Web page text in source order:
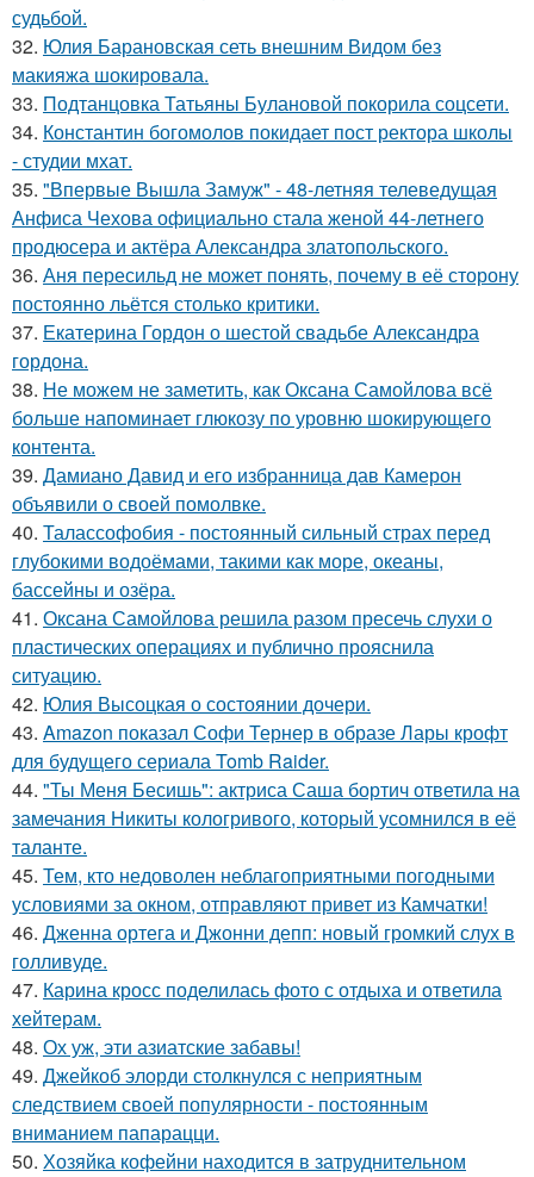
судьбой.
32. Юлия Барановская сеть внешним Видом без
макияжа шокировала.
33. Подтанцовка Татьяны Булановой покорила соцсети.
34. Константин богомолов покидает пост ректора школы
- студии мхат.
35. "Впервые Вышла Замуж" - 48-летняя телеведущая
Анфиса Чехова официально стала женой 44-летнего
продюсера и актёра Александра златопольского.
36. Аня пересильд не может понять, почему в её сторону
постоянно льётся столько критики.
37. Екатерина Гордон о шестой свадьбе Александра
гордона.
38. Не можем не заметить, как Оксана Самойлова всё
больше напоминает глюкозу по уровню шокирующего
контента.
39. Дамиано Давид и его избранница дав Камерон
объявили о своей помолвке.
40. Талассофобия - постоянный сильный страх перед
глубокими водоёмами, такими как море, океаны,
бассейны и озёра.
41. Оксана Самойлова решила разом пресечь слухи о
пластических операциях и публично прояснила
ситуацию.
42. Юлия Высоцкая о состоянии дочери.
43. Amazon показал Софи Тернер в образе Лары крофт
для будущего сериала Tomb Raider.
44. "Ты Меня Бесишь": актриса Саша бортич ответила на
замечания Никиты кологривого, который усомнился в её
таланте.
45. Тем, кто недоволен неблагоприятными погодными
условиями за окном, отправляют привет из Камчатки!
46. Дженна ортега и Джонни депп: новый громкий слух в
голливуде.
47. Карина кросс поделилась фото с отдыха и ответила
хейтерам.
48. Ох уж, эти азиатские забавы!
49. Джейкоб элорди столкнулся с неприятным
следствием своей популярности - постоянным
вниманием папарацци.
50. Хозяйка кофейни находится в затруднительном